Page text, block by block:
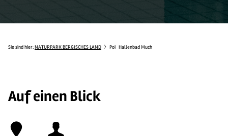
Sie sind hier:NATURPARK BERGISCHES LAND Poi Hallenbad Much
Auf einen Blick